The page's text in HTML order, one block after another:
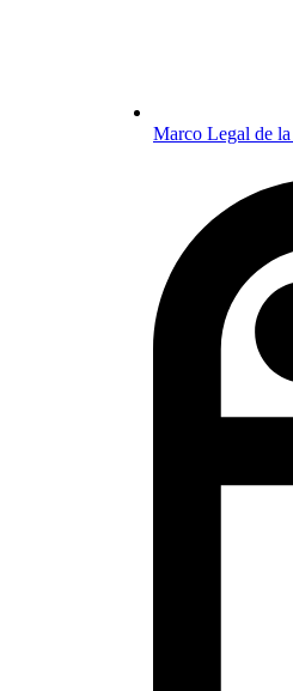
Marco Legal de